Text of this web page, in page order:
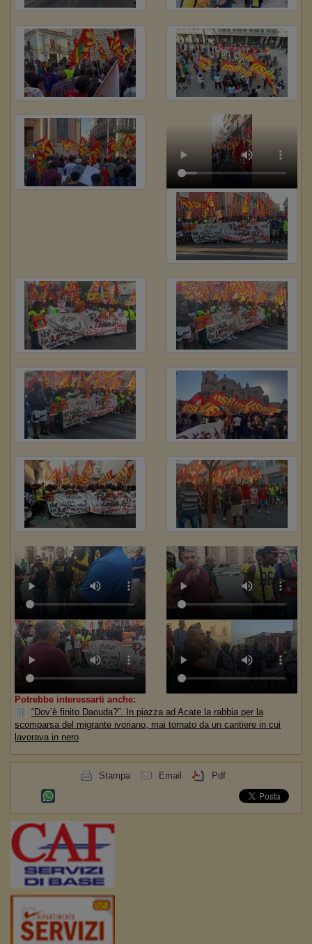
Potrebbe interessarti anche:
“Dov’è finito Daouda?”. In piazza ad Acate la rabbia per la
scomparsa del migrante ivoriano, mai tornato da un cantiere in cui
lavorava in nero
Stampa Email Pdf